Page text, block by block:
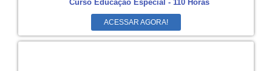
Curso Educação Especial - 110 Horas
ACESSAR AGORA!